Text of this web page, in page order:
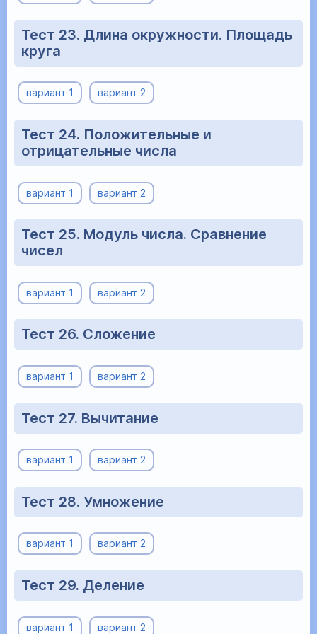
Тест 23. Длина окружности. Площадь
круга
вариант 1 вариант 2
Тест 24. Положительные и
отрицательные числа
вариант 1 вариант 2
Тест 25. Модуль числа. Сравнение
чисел
вариант 1 вариант 2
Тест 26. Сложение
вариант 1 вариант 2
Тест 27. Вычитание
вариант 1 вариант 2
Тест 28. Умножение
вариант 1 вариант 2
Тест 29. Деление
вариант 1 вариант 2